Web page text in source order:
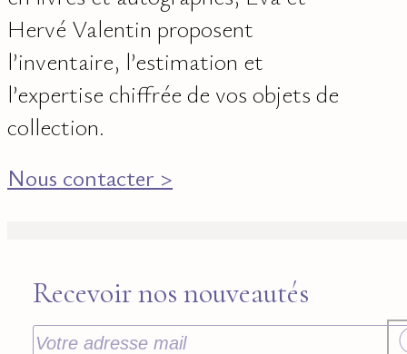
Hervé Valentin proposent
l’inventaire, l’estimation et
l’expertise chiffrée de vos objets de
collection.
Nous contacter >
Recevoir nos nouveautés